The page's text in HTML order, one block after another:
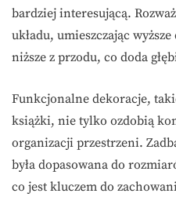
bardziej interesującą.
układu, umieszczając
niższe z przodu, co doda
Funkcjonalne dekoracje,
książki, nie tylko ozdobią
organizacji przestrzeni.
była dopasowana do
co jest kluczem do